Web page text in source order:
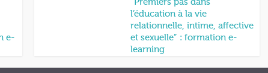
e-
“Premiers pas dans
l’éducation à la vie
relationnelle, intime, affective
et sexuelle” : formation e-
learning